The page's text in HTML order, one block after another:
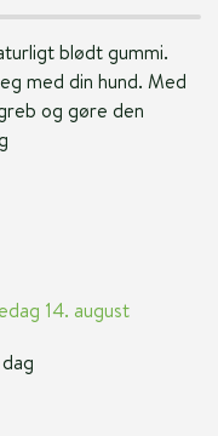
blødt gummi.
med din hund. Med
og gøre den
14. august